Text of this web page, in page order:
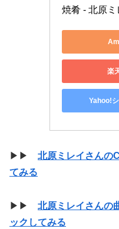
焼肴 - 北原ミ
楽
Yahoo!
▶▶ 北原ミレイさんの
てみる
▶▶ 北原ミレイさんの
ックしてみる